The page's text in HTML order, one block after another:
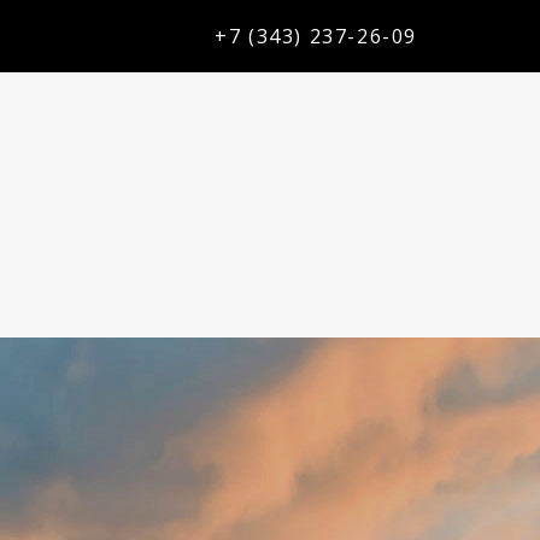
+7 (343) 237-26-09